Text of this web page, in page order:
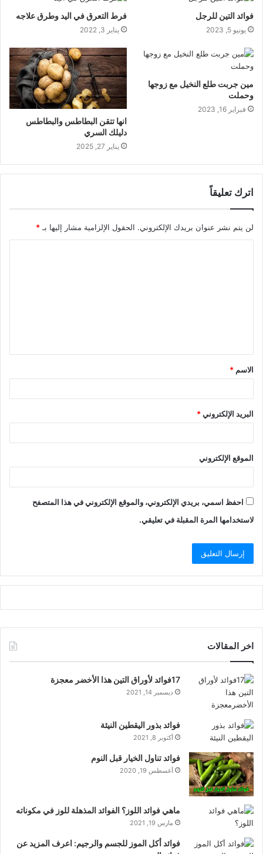
فوائد التين للرجل
يونيو 5, 2023
فرط التعرق في اليد وطرق علاجه
يناير 3, 2022
مين جربت طلع النخيل مع زوجها
وحملت
فبراير 16, 2023
انها تتقن البطاطس والبطاطس
دليلك السري
يناير 27, 2025
اترك تعليقاً
لن يتم نشر عنوان بريدك الإلكتروني. الحقول الإلزامية مشار إليها بـ *
ق
*
الاسم *
البريد الإلكتروني*
الموقع الإلكتروني
احفظ اسمي، بريدي الإلكتروني، والموقع الإلكتروني في هذا المتصفح
لاستخدامها المرة المقبلة في تعليقي.
اخر المقالات
17فوائد لأوراق التين هذا الأخضر معجزة
ديسمبر 14, 2021
فوائد بذور اليقطين النيئة
أكتوبر 8, 2021
فوائد تناول الخيار قبل النوم
أغسطس 19, 2020
ماهي فوائد اللوز؟ الفوائد المذهلة للوز في مكوناته
مارس 19, 2021
فوائد أكل الموز للجسم والرجيم: اعرف المزيد عن